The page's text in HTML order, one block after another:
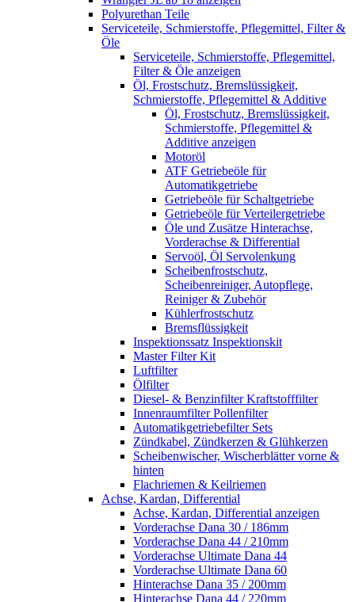
Polyurethan Teile
Serviceteile, Schmierstoffe, Pflegemittel, Filter &
Öle
Serviceteile, Schmierstoffe, Pflegemittel,
Filter & Öle anzeigen
Öl, Frostschutz, Bremslüssigkeit,
Schmierstoffe, Pflegemittel & Additive
Öl, Frostschutz, Bremslüssigkeit,
Schmierstoffe, Pflegemittel &
Additive anzeigen
Motoröl
ATF Getriebeöle für
Automatikgetriebe
Getriebeöle für Schaltgetriebe
Getriebeöle für Verteilergetriebe
Öle und Zusätze Hinterachse,
Vorderachse & Differential
Servoöl, Öl Servolenkung
Scheibenfrostschutz,
Scheibenreiniger, Autopflege,
Reiniger & Zubehör
Kühlerfrostschutz
Bremsflüssigkeit
Inspektionssatz Inspektionskit
Master Filter Kit
Luftfilter
Ölfilter
Diesel- & Benzinfilter Kraftstofffilter
Innenraumfilter Pollenfilter
Automatikgetriebefilter Sets
Zündkabel, Zündkerzen & Glühkerzen
Scheibenwischer, Wischerblätter vorne &
hinten
Flachriemen & Keilriemen
Achse, Kardan, Differential
Achse, Kardan, Differential anzeigen
Vorderachse Dana 30 / 186mm
Vorderachse Dana 44 / 210mm
Vorderachse Ultimate Dana 44
Vorderachse Ultimate Dana 60
Hinterachse Dana 35 / 200mm
Hinterachse Dana 44 / 220mm